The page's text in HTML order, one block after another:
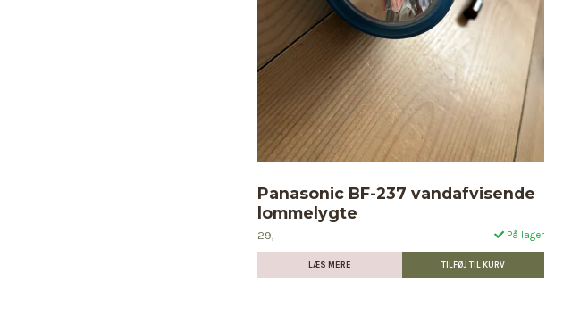
Panasonic BF-237 vandafvisende
lommelygte
29,- På lager
LÆS MERE